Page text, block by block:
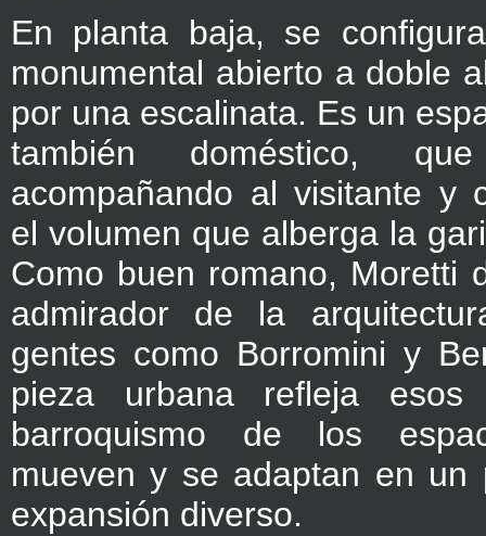
En planta baja, se
monumental abierto a doble
por una escalinata. Es un
también doméstico,
acompañando al visitante y
el volumen que alberga la
Como buen romano, Moretti
admirador de la
gentes como Borromini y
pieza urbana refleja
barroquismo de los
mueven y se adaptan en un
expansión diverso.